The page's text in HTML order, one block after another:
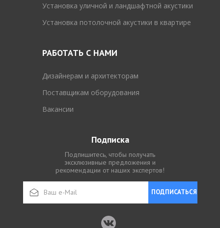
Установка уличной и ландшафтной акустики
Установка потолочной акустики в квартире
РАБОТАТЬ С НАМИ
Дизайнерам и архитекторам
Поставщикам оборудования
Вакансии
Подписка
Подпишитесь, чтобы получать
эксклюзивные предложения и
рекомендации от наших экспертов!
ПОДПИСАТЬСЯ